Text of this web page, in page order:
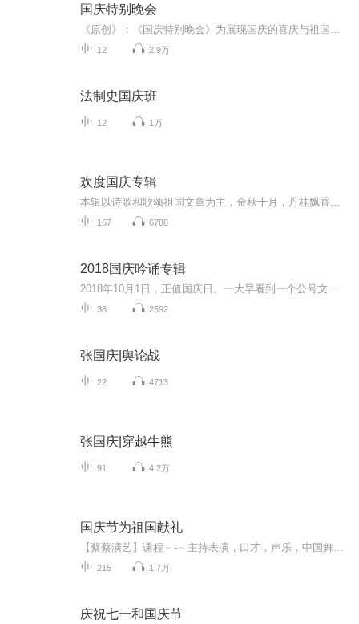
国庆特别晚会
12 2.9万
法制史国庆班
12 1万
欢度国庆专辑
167 6788
2018国庆吟诵专辑
38 2592
张国庆|舆论战
22 4713
张国庆|穿越牛熊
91 4.2万
国庆节为祖国献礼
215 1.7万
庆祝七一和国庆节